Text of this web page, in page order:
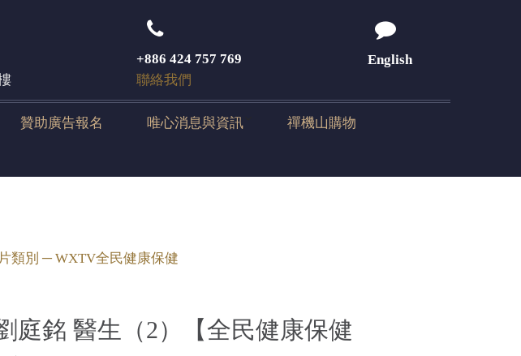
+886 424 757 769
聯絡我們
English
贊助廣告報名 唯心消息與資訊 禪機山購物
類別 ─ WXTV全民健康保健
庭銘 醫生（2）【全民健康保健